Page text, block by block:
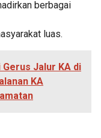
berbagai
luas.
Gerus Jalur KA di
KA